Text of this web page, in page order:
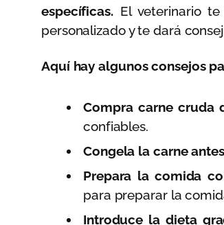
específicas.El veterinario te
personalizado y te dará
Aquí hay algunos consejos
Compra carne cruda
confiables.
Congela la carne
Prepara la comida
para preparar la
Introduce la dieta